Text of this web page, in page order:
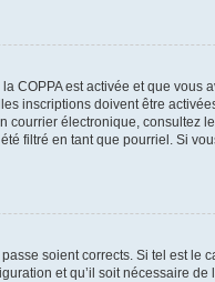
est activée et que vous
inscriptions doivent être
électronique, consultez
filtré en tant que pourriel. Si
soient corrects. Si tel est
et qu’il soit nécessaire de